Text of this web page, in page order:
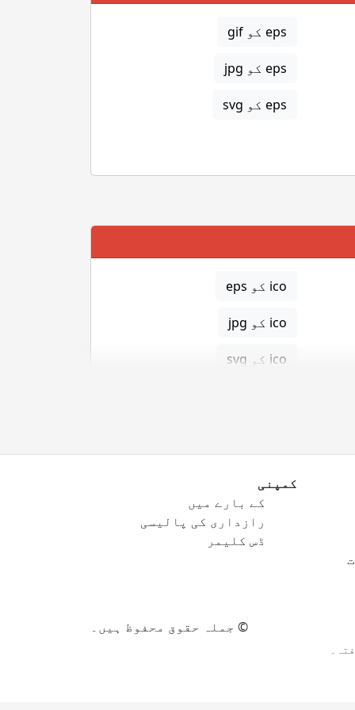
eps کو gif
eps کو jpg
eps کو svg
ico کو eps
ico کو jpg
ico کو svg
png کو eps
کمپنی
کے بارے میں
رازداری کی پالیسی
ڈس کلیمر
© جملہ حقوق محفوظ ہیں۔